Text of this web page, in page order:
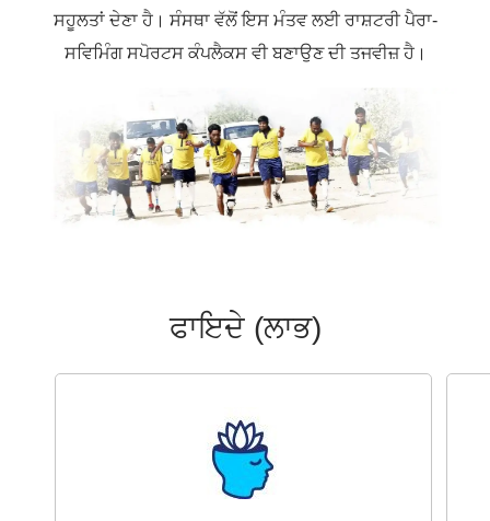
ਸਹੂਲਤਾਂ ਦੇਣਾ ਹੈ। ਸੰਸਥਾ ਵੱਲੋਂ ਇਸ ਮੰਤਵ ਲਈ ਰਾਸ਼ਟਰੀ ਪੈਰਾ-
ਸਵਿਮਿੰਗ ਸਪੋਰਟਸ ਕੰਪਲੈਕਸ ਵੀ ਬਣਾਉਣ ਦੀ ਤਜਵੀਜ਼ ਹੈ।
ਫਾਇਦੇ (ਲਾਭ)